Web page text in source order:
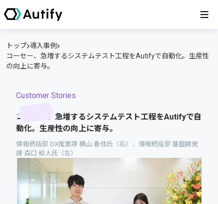
トップ 導入事例
コーセー、急増するシステムテスト工程をAutifyで自動化。生産性
の向上に寄与。
Customer Stories
コーセー、急増するシステムテスト工程をAutifyで自
動化。生産性の向上に寄与。
情報統括部 DX推進課 横山 春佳氏（右）、情報統括部 基盤開発
課 森口 和人氏（左）